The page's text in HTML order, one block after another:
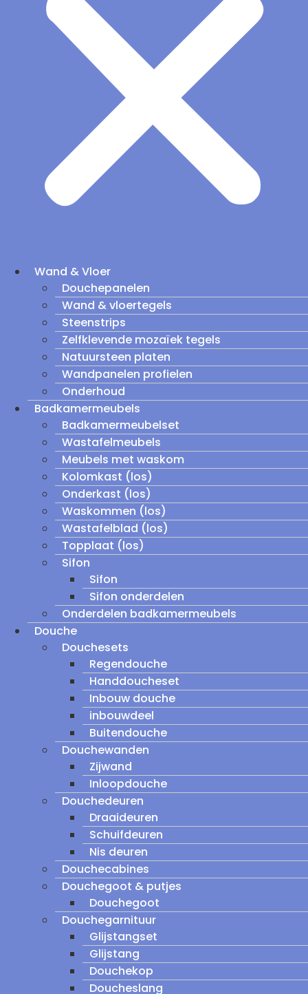
Wand & Vloer
Douchepanelen
Wand & vloertegels
Steenstrips
Zelfklevende mozaïek tegels
Natuursteen platen
Wandpanelen profielen
Onderhoud
Badkamermeubels
Badkamermeubelset
Wastafelmeubels
Meubels met waskom
Kolomkast (los)
Onderkast (los)
Waskommen (los)
Wastafelblad (los)
Topplaat (los)
Sifon
Sifon
Sifon onderdelen
Onderdelen badkamermeubels
Douche
Douchesets
Regendouche
Handdoucheset
Inbouw douche
inbouwdeel
Buitendouche
Douchewanden
Zijwand
Inloopdouche
Douchedeuren
Draaideuren
Schuifdeuren
Nis deuren
Douchecabines
Douchegoot & putjes
Douchegoot
Douchegarnituur
Glijstangset
Glijstang
Douchekop
Doucheslang